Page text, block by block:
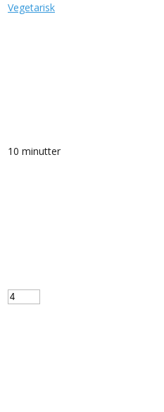
Vegetarisk
10 minutter